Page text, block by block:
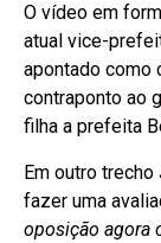
O vídeo em
atual vice-
apontado como
contraponto ao
filha a prefeita
Em outro
fazer uma
oposição agora